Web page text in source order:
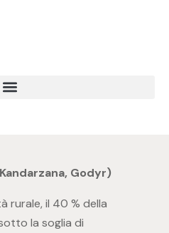
Godyr)
rurale, il 40 % della
la soglia di